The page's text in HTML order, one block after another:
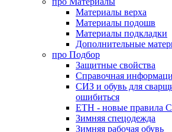
Материалы верха
Материалы подошв
Материалы подкладки
Дополнительные
про Подбор
Защитные свойства
Справочная
СИЗ и обувь для
ошибиться
ЕТН - новые правила
Зимняя спецодежда
Зимняя рабочая обувь